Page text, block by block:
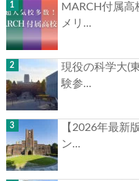
MARCH付属高
メリ...
現役の科学大(
験参...
【2026年最新
ン...